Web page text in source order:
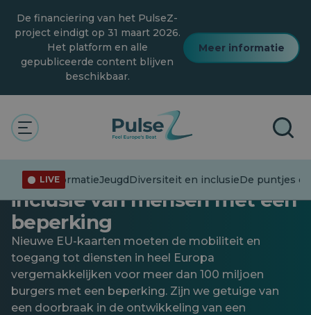
naar
hoofdinhoud
De financiering van het PulseZ-
project eindigt op 31 maart 2026.
Het platform en alle
gepubliceerde content blijven
beschikbaar.
Meer informatie
LIVE
DesinformatieJeugdDiversiteit en inclusieDe puntjes
Algemeen
Toegang zonder grenzen:
Europa's nieuwe visie op de
inclusie van mensen met een
beperking
Nieuwe EU-kaarten moeten de mobiliteit en
toegang tot diensten in heel Europa
vergemakkelijken voor meer dan 100 miljoen
burgers met een beperking. Zijn we getuige van
een doorbraak in de ontwikkeling van een